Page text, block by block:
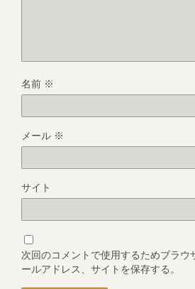
名前 ※
メール ※
サイト
次回のコメントで使用するためブラウ
ールアドレス、サイトを保存する。